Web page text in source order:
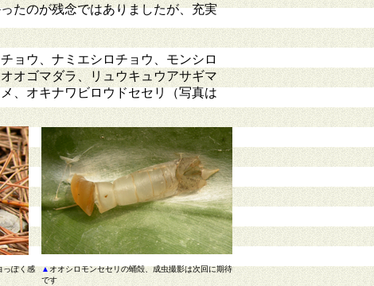
たのが残念ではありましたが、充実
ョウ、ナミエシロチョウ、モンシロ
オゴマダラ、リュウキュウアサギマ
、オキナワビロウドセセリ（写真は
っぽく感
▲オオシロモンセセリの蛹殻、成虫撮影は次回に期待
です